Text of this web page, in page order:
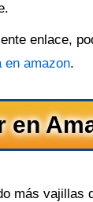
enlace,
en amazon.
más vajillas